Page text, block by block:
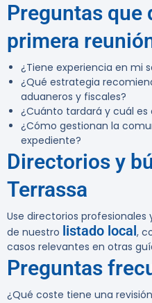
Preguntas que
primera
¿Tiene experiencia en mi
¿Qué estrategia
aduaneros y fiscales?
¿Cuánto tardará y cuál
¿Cómo gestionan la
expediente?
Directorios y
Terrassa
Use directorios
de nuestro listado local,
casos relevantes en otras
Preguntas
¿Qué coste tiene una